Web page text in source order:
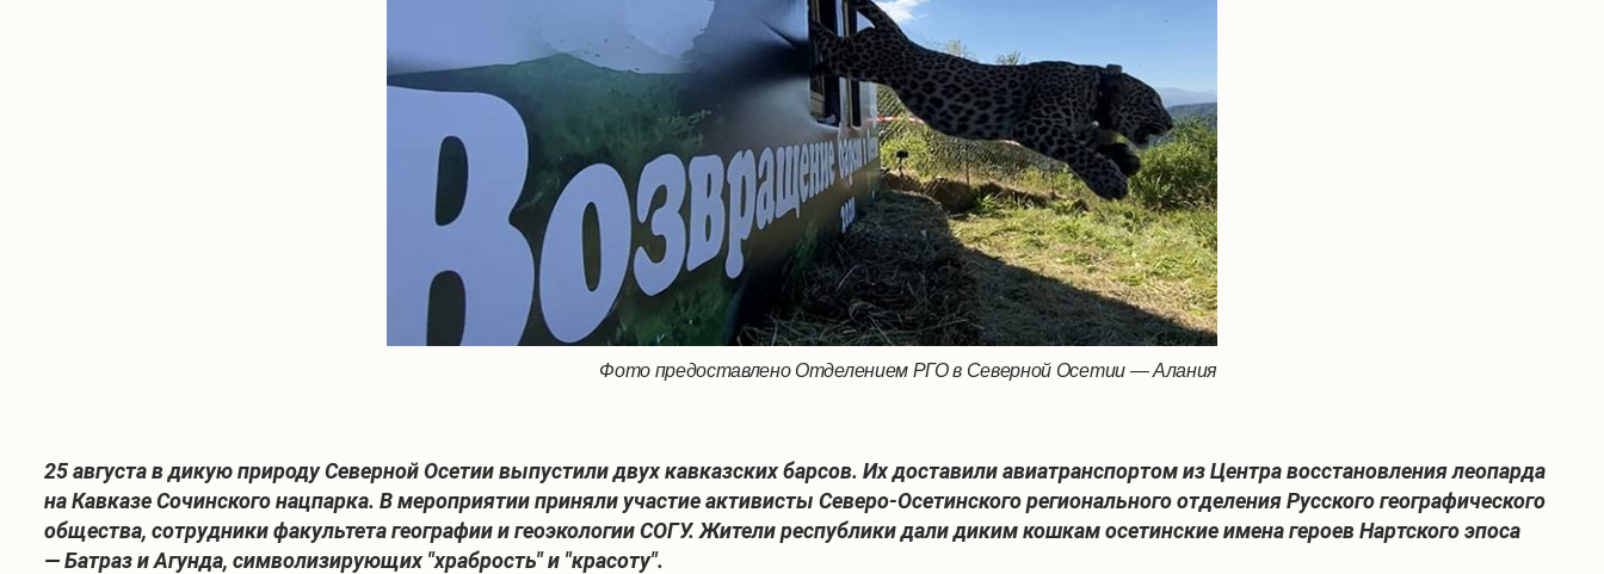
Фото предоставлено Отделением РГО в Северной Осетии — Алания
25 августа в дикую природу Северной Осетии выпустили двух кавказских барсов. Их доставили авиатранспортом из Центра восстановления леопарда
на Кавказе Сочинского нацпарка. В мероприятии приняли участие активисты Северо-Осетинского регионального отделения Русского географического
общества, сотрудники факультета географии и геоэкологии СОГУ. Жители республики дали диким кошкам осетинские имена героев Нартского эпоса
— Батраз и Агунда, символизирующих "храбрость" и "красоту".